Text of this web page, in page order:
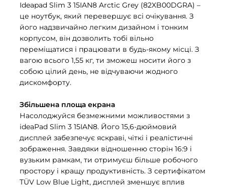
Ideapad Slim 3 15IAN8 Arctic Grey (82XB00DGRA) –
це ноутбук, який перевершує всі очікування. З
його надзвичайно легким дизайном і тонким
корпусом, він дозволить тобі вільно
переміщатися і працювати в будь-якому місці. З
вагою всього 1,55 кг, ти зможеш носити його з
собою цілий день, не відчуваючи жодного
дискомфорту.
Збільшена площа екрана
Насолоджуйся безмежними можливостями з
ideaPad Slim 3 15IAN8. Його 15,6-дюймовий
дисплей забезпечує яскраві, чіткі і реалістичні
зображення. Завдяки відношенню сторін 16:9 і
вузьким рамкам, ти отримуєш більше робочого
простору і кращу продуктивність. З сертифікатом
TÜV Low Blue Light, дисплей зменшує вплив